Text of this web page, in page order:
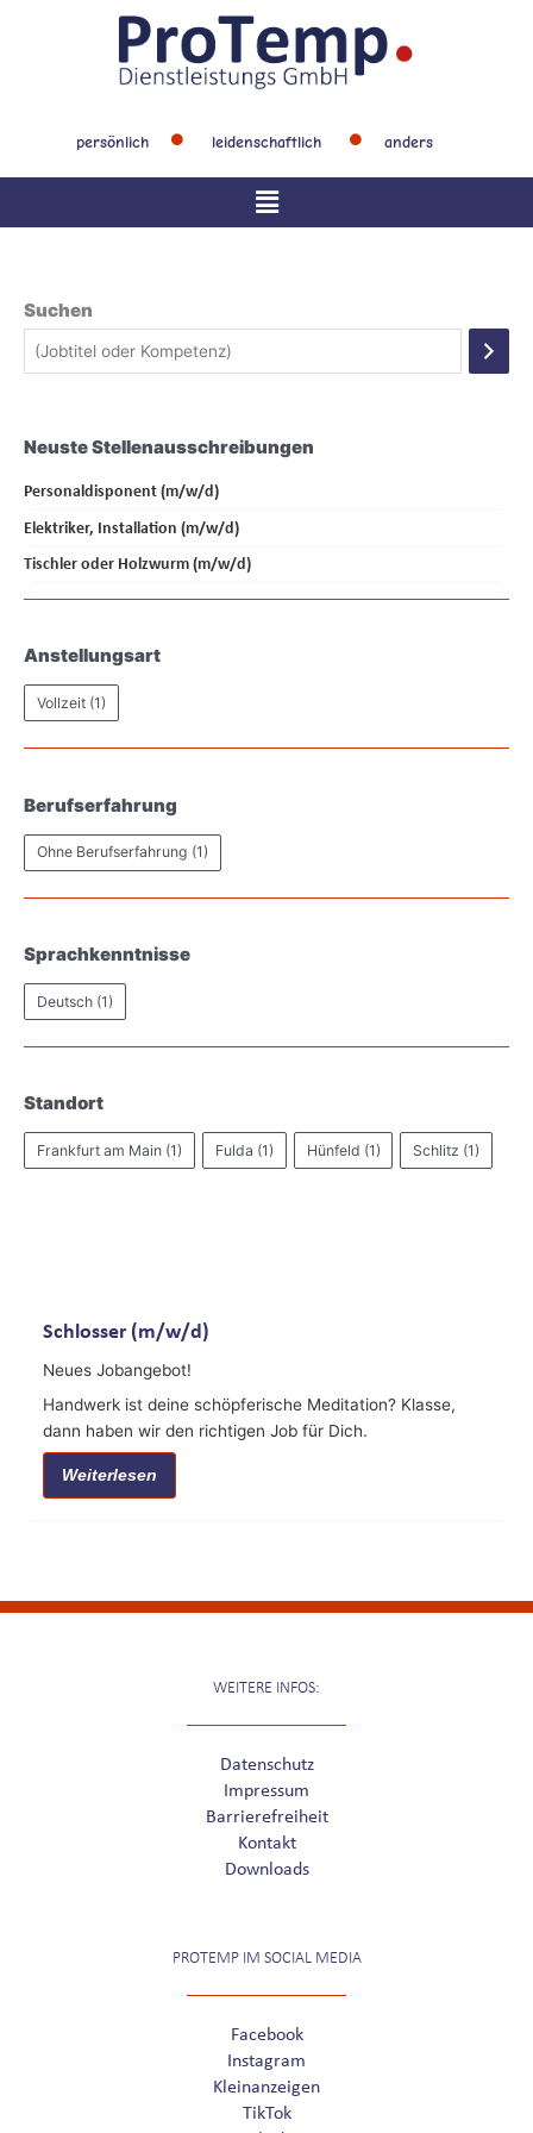
persönlich leidenschaftlich anders
Main
Menu
Suchen
Neuste Stellenausschreibungen
Personaldisponent (m/w/d)
Elektriker, Installation (m/w/d)
Tischler oder Holzwurm (m/w/d)
Anstellungsart
Vollzeit (1)
Berufserfahrung
Ohne Berufserfahrung (1)
Sprachkenntnisse
Deutsch (1)
Standort
Frankfurt am Main (1) Fulda (1) Hünfeld (1) Schlitz (1)
Schlosser (m/w/d)
Neues Jobangebot!
Handwerk ist deine schöpferische Meditation? Klasse,
dann haben wir den richtigen Job für Dich.
Weiterlesen
WEITERE INFOS:
Datenschutz
Impressum
Barrierefreiheit
Kontakt
Downloads
PROTEMP IM SOCIAL MEDIA
Facebook
Instagram
Kleinanzeigen
TikTok